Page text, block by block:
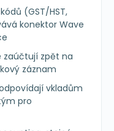
(GST/HST,
konektor Wave
zaúčtují zpět na
záznam
vkladům
pro